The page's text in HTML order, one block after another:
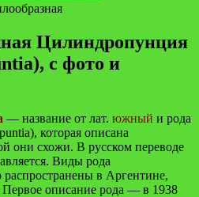
Цилиндропунция
с фото и
— название от лат. южный и рода
которая описана
они схожи. В русском переводе
Виды рода
в Аргентине,
описание рода — в 1938